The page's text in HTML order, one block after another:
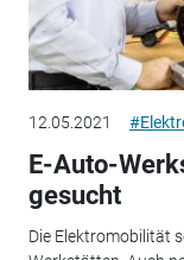
12.05.2021
E-Auto-
gesucht
Die Elektromobilität